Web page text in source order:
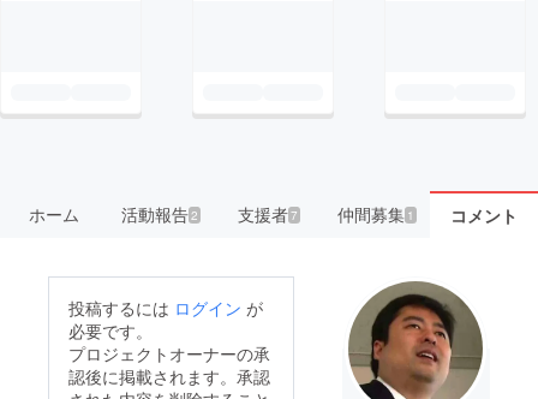
ホーム 活動報告2 支援者7 仲間募集 1 コメント
投稿するには ログイン が
必要です。
プロジェクトオーナーの承
認後に掲載されます。承認